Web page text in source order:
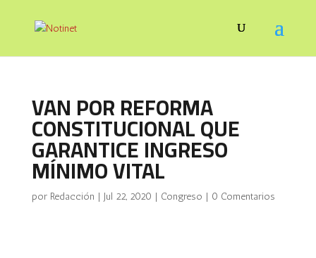
VAN POR REFORMA
CONSTITUCIONAL QUE
GARANTICE INGRESO
MÍNIMO VITAL
por Redacción | Jul 22, 2020 | Congreso | 0 Comentarios